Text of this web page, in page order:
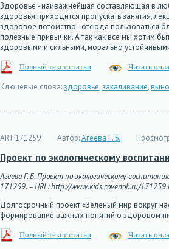
Здоровье - наиважнейшая составляющая в
здоровья приходится пропускать занятия,
здоровое потомство - отсюда пользоваться
полезные привычки. А так кaк все мы хотим
здоровыми и сильными, морально
Полный текст статьи Читать
Ключевые слова:здоровье,закаливание,
ART 171259 Автор:Агеева Г. Б.
Проект по экологическому
Агеева Г. Б. Проект по экологическому
171259. – URL: http://www.kids.covenok.ru/
Долгосрочный проект «Зеленый мир вокруг
формирование важных понятий о здоровом
Полный текст статьи Читать